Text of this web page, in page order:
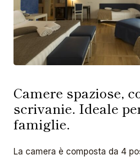
Camere spaziose,
scrivanie. Ideale
famiglie.
La camera è composta da 4